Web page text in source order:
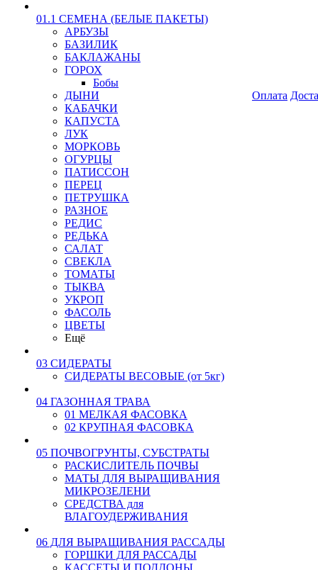
01.1 СЕМЕНА (БЕЛЫЕ ПАКЕТЫ)
АРБУЗЫ
БАЗИЛИК
БАКЛАЖАНЫ
ГОРОХ
Бобы
ДЫНИ
КАБАЧКИ
КАПУСТА
ЛУК
МОРКОВЬ
ОГУРЦЫ
ПАТИССОН
ПЕРЕЦ
ПЕТРУШКА
РАЗНОЕ
РЕДИС
РЕДЬКА
САЛАТ
СВЕКЛА
ТОМАТЫ
ТЫКВА
УКРОП
ФАСОЛЬ
ЦВЕТЫ
Ещё
03 СИДЕРАТЫ
СИДЕРАТЫ ВЕСОВЫЕ (от 5кг)
04 ГАЗОННАЯ ТРАВА
01 МЕЛКАЯ ФАСОВКА
02 КРУПНАЯ ФАСОВКА
05 ПОЧВОГРУНТЫ, СУБСТРАТЫ
РАСКИСЛИТЕЛЬ ПОЧВЫ
МАТЫ ДЛЯ ВЫРАЩИВАНИЯ
МИКРОЗЕЛЕНИ
СРЕДСТВА для
ВЛАГОУДЕРЖИВАНИЯ
06 ДЛЯ ВЫРАЩИВАНИЯ РАССАДЫ
ГОРШКИ ДЛЯ РАССАДЫ
КАССЕТЫ И ПОДДОНЫ
Оплата